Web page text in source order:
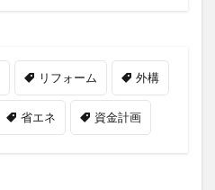
リフォーム 外構
省エネ 資金計画